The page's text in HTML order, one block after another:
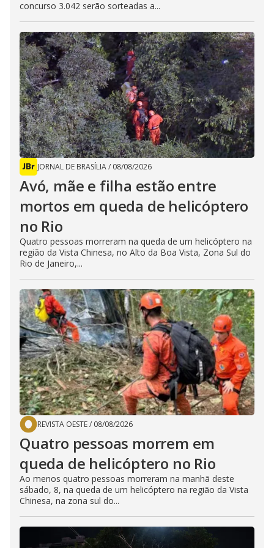
concurso 3.042 serão sorteadas a...
JORNAL DE BRASÍLIA/ 08/08/2026
Avó, mãe e filha estão entre
mortos em queda de helicóptero
no Rio
Quatro pessoas morreram na queda de um helicóptero na
região da Vista Chinesa, no Alto da Boa Vista, Zona Sul do
Rio de Janeiro,...
REVISTA OESTE/ 08/08/2026
Quatro pessoas morrem em
queda de helicóptero no Rio
Ao menos quatro pessoas morreram na manhã deste
sábado, 8, na queda de um helicóptero na região da Vista
Chinesa, na zona sul do...